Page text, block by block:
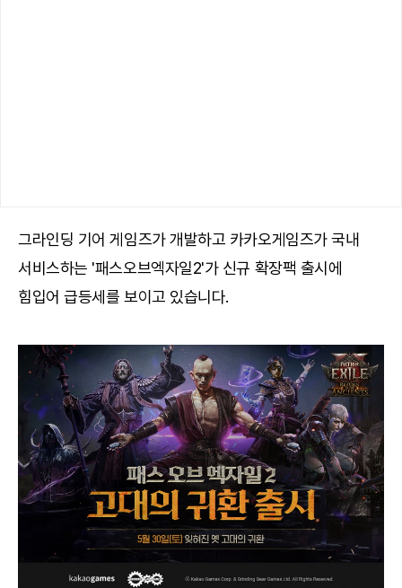
그라인딩 기어 게임즈가 개발하고 카카오게임즈가 국내
서비스하는 '패스오브엑자일2'가 신규 확장팩 출시에
힘입어 급등세를 보이고 있습니다.